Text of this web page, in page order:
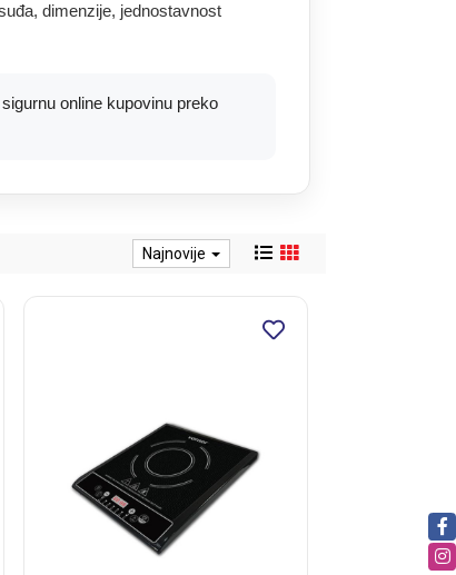
dimenzije, jednostavnost
online kupovinu preko
Najnovije